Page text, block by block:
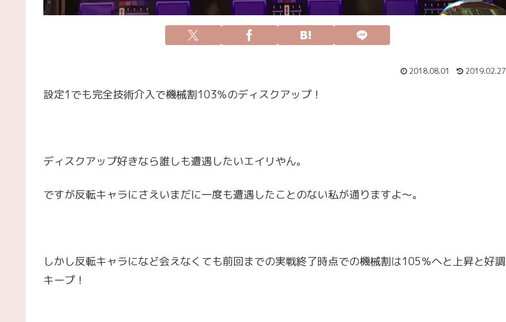
2018.08.01 2019.02.27
設定1でも完全技術介入で機械割103％のディスクアップ！
ディスクアップ好きなら誰しも遭遇したいエイリやん。
ですが反転キャラにさえいまだに一度も遭遇したことのない私が通りますよ～。
しかし反転キャラになど会えなくても前回までの実戦終了時点での機械割は105％へと上昇と好調
キープ！